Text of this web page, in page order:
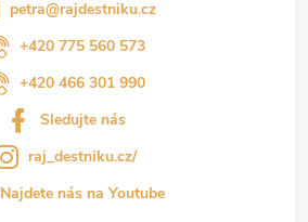
petra@rajdestniku.cz
+420 775 560 573
+420 466 301 990
Sledujte nás
raj_destniku.cz/
Najdete nás na Youtube